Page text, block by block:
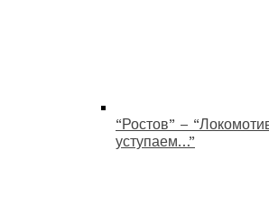
“Ростов” –
уступаем…”